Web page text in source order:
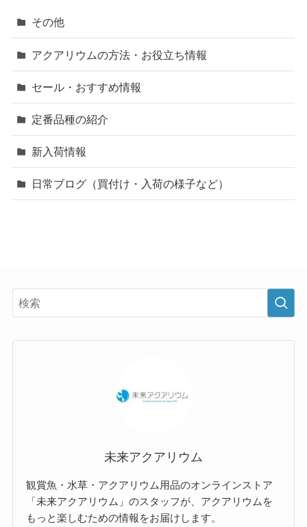
その他
アクアリウムの方法・お役立ち情報
セール・おすすめ情報
定番品種の紹介
新入荷情報
日常ブログ（買付け・入荷の様子など）
未来アクアリウム
観賞魚・水草・アクアリウム用品のオンラインストア
「未来アクアリウム」のスタッフが、アクアリウムを
もっと楽しむための情報をお届けします。